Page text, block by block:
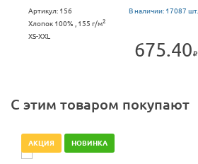
Артикул: 156 В наличии: 17087 шт.
Хлопок 100% , 155 г/м2
XS-XXL
675.40
С этим товаром покупают
АКЦИЯ НОВИНКА